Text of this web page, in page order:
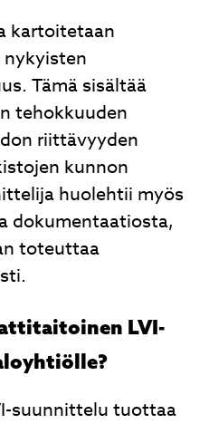
kartoitetaan
Tämä sisältää
tehokkuuden
riittävyyden
kunnon
huolehtii myös
dokumentaatiosta,
toteuttaa
LVI-
suunnittelu tuottaa